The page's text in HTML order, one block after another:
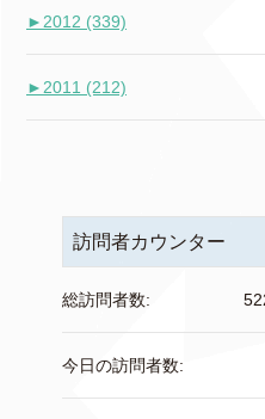
► 2012 (339)
► 2011 (212)
訪問者カウンター
総訪問者数:
今日の訪問者数: